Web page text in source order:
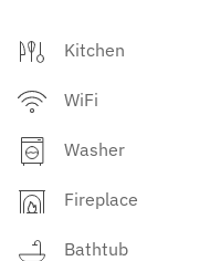
Kitchen
WiFi
Washer
Fireplace
Bathtub